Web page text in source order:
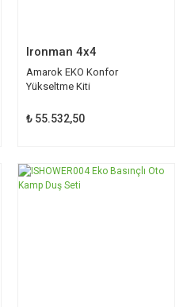
Ironman 4x4
Amarok EKO Konfor
Yükseltme Kiti
₺ 55.532,50